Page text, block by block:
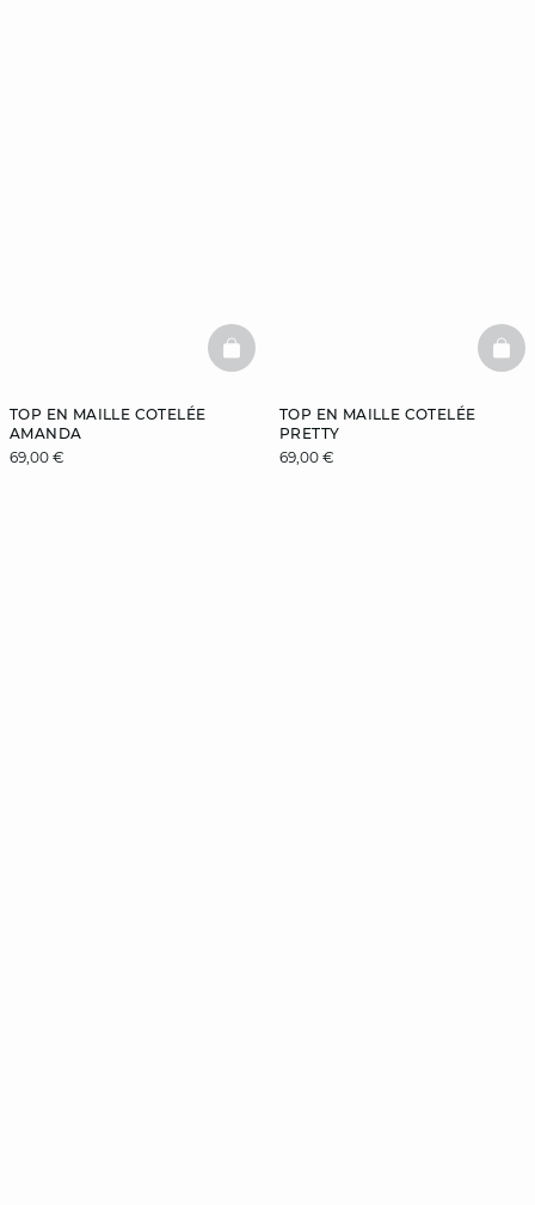
TOP EN MAILLE COTELÉE
AMANDA
69,00 €
BASKETFULL
TOP EN MAILLE COTELÉE
PRETTY
69,00 €